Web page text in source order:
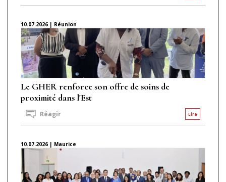
10.07.2026 | Réunion
Le GHER renforce son offre de soins de
proximité dans l'Est
Lire
Réagir
10.07.2026 | Maurice